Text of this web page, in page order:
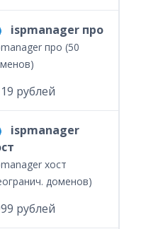
ispmanager про
про (50
рублей
ispmanager
хост
доменов)
рублей